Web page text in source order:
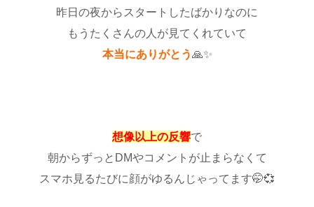
昨日の夜からスタートしたばかりなのに
もうたくさんの人が見てくれていて
本当にありがとう🙏✨
想像以上の反響で
朝からずっとDMやコメントが止まらなくて
スマホ見るたびに顔がゆるんじゃってます🤭💞